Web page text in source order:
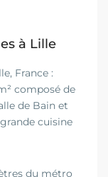
à Lille
France :
composé de
de Bain et
cuisine
du métro